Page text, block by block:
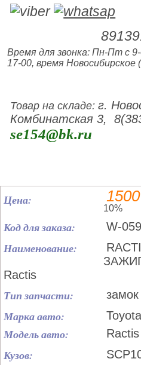
Время для звонка: Пн-Пт с
17-00, время Новосибирское
Товар на складе:г.
Комбинатская 3,
se154@bk.ru
Цена: 1500
10%
Код для заказа: W-
Наименование:
Ractis
Тип запчасти: замок
Марка авто: Toyota
Модель авто: Ractis
Кузов: